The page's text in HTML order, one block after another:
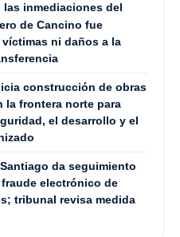
las inmediaciones del
de Cancino fue
ni daños a la
construcción de obras
la frontera norte para
el desarrollo y el
da seguimiento
electrónico de
tribunal revisa medida